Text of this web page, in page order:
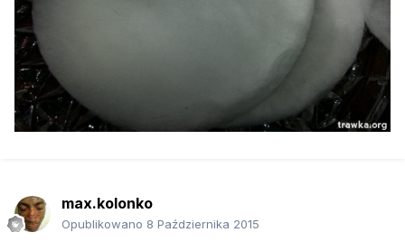
max.kolonko
Opublikowano 8 Października 2015